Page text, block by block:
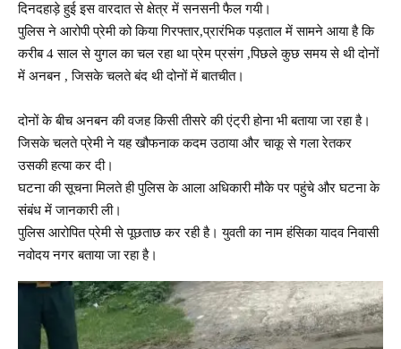
दिनदहाड़े हुई इस वारदात से क्षेत्र में सनसनी फैल गयी।
पुलिस ने आरोपी प्रेमी को किया गिरफ्तार,प्रारंभिक पड़ताल में सामने आया है कि
करीब 4 साल से युगल का चल रहा था प्रेम प्रसंग ,पिछले कुछ समय से थी दोनों
में अनबन , जिसके चलते बंद थी दोनों में बातचीत।
दोनों के बीच अनबन की वजह किसी तीसरे की एंट्री होना भी बताया जा रहा है।
जिसके चलते प्रेमी ने यह खौफनाक कदम उठाया और चाकू से गला रेतकर
उसकी हत्या कर दी।
घटना की सूचना मिलते ही पुलिस के आला अधिकारी मौके पर पहुंचे और घटना के
संबंध में जानकारी ली।
पुलिस आरोपित प्रेमी से पूछताछ कर रही है। युवती का नाम हंसिका यादव निवासी
नवोदय नगर बताया जा रहा है।